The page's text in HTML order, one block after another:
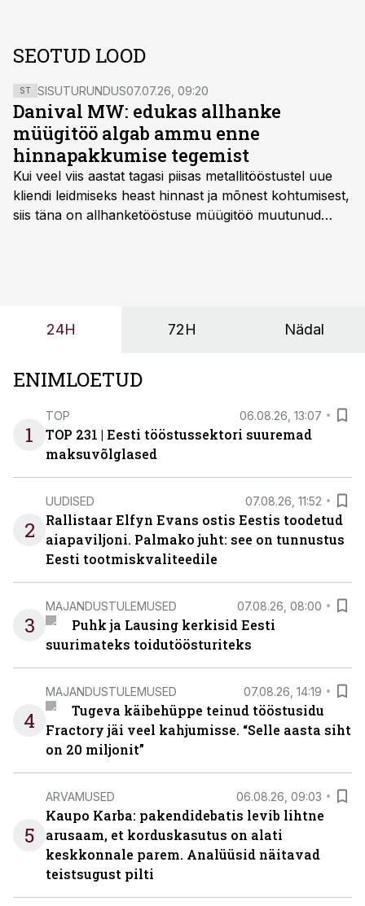
SEOTUD LOOD
ST SISUTURUNDUS07.07.26, 09:20
Danival MW: edukas allhanke
müügitöö algab ammu enne
hinnapakkumise tegemist
Kui veel viis aastat tagasi piisas metallitööstustel uue
kliendi leidmiseks heast hinnast ja mõnest kohtumisest,
siis täna on allhanketööstuse müügitöö muutunud
24H 72H Nädal
ENIMLOETUD
1
TOP 06.08.26, 13:07
TOP 231 | Eesti tööstussektori suuremad
maksuvõlglased
2
UUDISED 07.08.26, 11:52
Rallistaar Elfyn Evans ostis Eestis toodetud
aiapaviljoni. Palmako juht: see on tunnustus
Eesti tootmiskvaliteedile
3
MAJANDUSTULEMUSED 07.08.26, 08:00
Puhk ja Lausing kerkisid Eesti
suurimateks toidutöösturiteks
4
MAJANDUSTULEMUSED 07.08.26, 14:19
Tugeva käibehüppe teinud tööstusidu
Fractory jäi veel kahjumisse. “Selle aasta siht
on 20 miljonit”
5
ARVAMUSED 06.08.26, 09:03
Kaupo Karba: pakendidebatis levib lihtne
arusaam, et korduskasutus on alati
keskkonnale parem. Analüüsid näitavad
teistsugust pilti